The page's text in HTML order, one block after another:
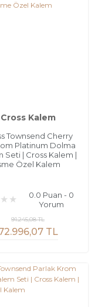
Cross Kalem
Townsend Cherry
Platinum Dolma
Seti | Cross Kalem |
Özel Kalem
0.0 Puan - 0
Yorum
TL
91.245,08 TL